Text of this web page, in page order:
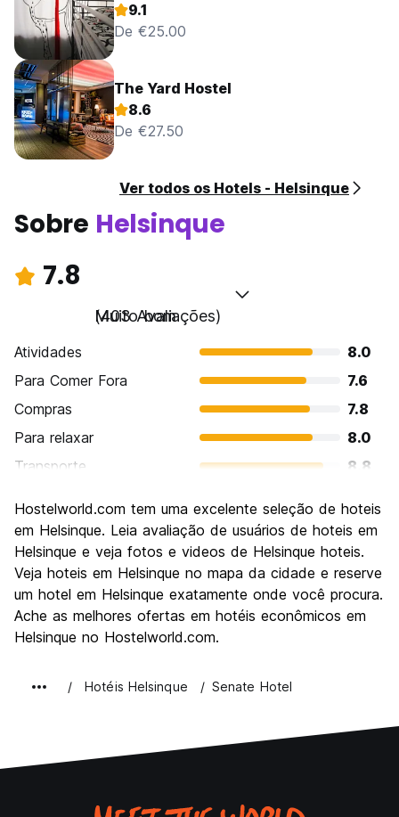
9.1
De €25.00
The Yard Hostel
8.6
De €27.50
Ver todos os Hotels - Helsinque
Sobre Helsinque
7.8
Muito bom
(403 Avaliações)
Atividades
8.0
Para Comer Fora
7.6
Compras
7.8
Para relaxar
8.0
Transporte
8.8
Cultura
8.3
Festas / vida noturna
7.4
Custo-beneficio
6.2
Hostelworld.com tem uma excelente seleção de hoteis
em Helsinque. Leia avaliação de usuários de hoteis em
Helsinque e veja fotos e videos de Helsinque hoteis.
Veja hoteis em Helsinque no mapa da cidade e reserve
um hotel em Helsinque exatamente onde você procura.
Ache as melhores ofertas em hotéis econômicos em
Helsinque no Hostelworld.com.
Hotéis Helsinque Senate Hotel